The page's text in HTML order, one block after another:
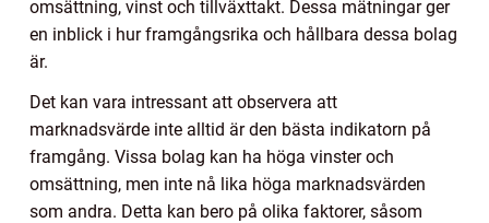
omsättning, vinst och tillväxttakt. Dessa mätningar ger
en inblick i hur framgångsrika och hållbara dessa bolag
är.
Det kan vara intressant att observera att
marknadsvärde inte alltid är den bästa indikatorn på
framgång. Vissa bolag kan ha höga vinster och
omsättning, men inte nå lika höga marknadsvärden
som andra. Detta kan bero på olika faktorer, såsom